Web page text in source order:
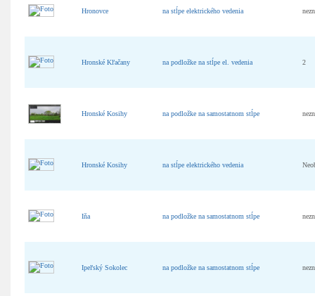
Hronovce na stĺpe elektrického vedenia
Hronské Kľačany na podložke na stĺpe el. vedenia 2
Hronské Kosihy na podložke na samostatnom stĺpe
Hronské Kosihy na stĺpe elektrického vedenia
Iňa na podložke na samostatnom stĺpe
Ipeľský Sokolec na podložke na samostatnom stĺpe